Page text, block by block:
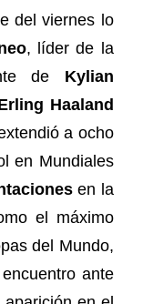
del viernes lo
, líder de la
de Kylian
Haaland
a ocho
en Mundiales
en la
el máximo
del Mundo,
ante